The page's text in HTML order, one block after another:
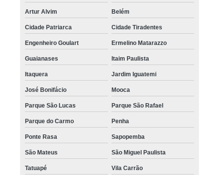
Artur Alvim Belém
Cidade Patriarca Cidade Tiradentes
Engenheiro Goulart Ermelino Matarazzo
Guaianases Itaim Paulista
Itaquera Jardim Iguatemi
José Bonifácio Mooca
Parque São Lucas Parque São Rafael
Parque do Carmo Penha
Ponte Rasa Sapopemba
São Mateus São Miguel Paulista
Tatuapé Vila Carrão